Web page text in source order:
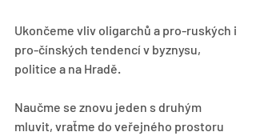
Ukončeme vliv oligarchů a pro-ruských i
pro-čínských tendencí v byznysu,
politice a na Hradě.
Naučme se znovu jeden s druhým
mluvit, vraťme do veřejného prostoru